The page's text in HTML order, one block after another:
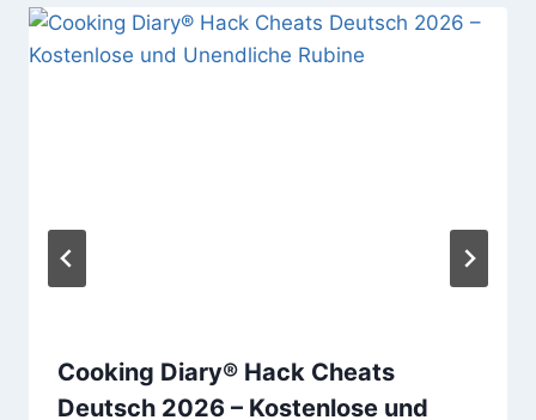
Cooking Diary® Hack Cheats
Deutsch 2026 – Kostenlose und